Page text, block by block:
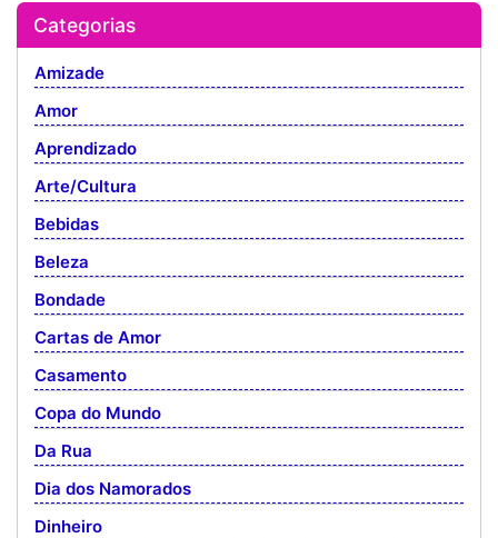
Categorias
Amizade
Amor
Aprendizado
Arte/Cultura
Bebidas
Beleza
Bondade
Cartas de Amor
Casamento
Copa do Mundo
Da Rua
Dia dos Namorados
Dinheiro